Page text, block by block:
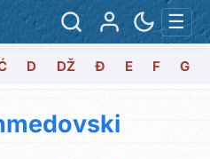
☰
D DŽ Đ E F G